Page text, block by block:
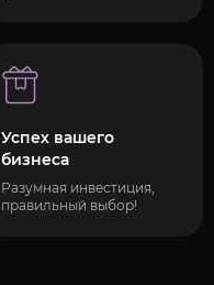
Успех вашего
бизнеса
Разумная инвестиция,
правильный выбор!